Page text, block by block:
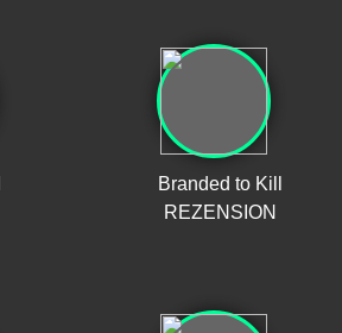
Branded to Kill
REZENSION